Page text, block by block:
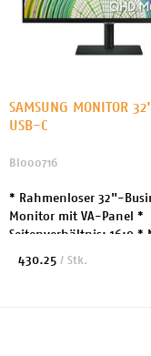
SAMSUNG MONITOR
USB-C
BI000716
* Rahmenloser 32"-
Monitor mit VA-Panel *
Seitenverhältnis: 16:9 *
Auflösung: QHD 2560 x
430.25 / Stk.